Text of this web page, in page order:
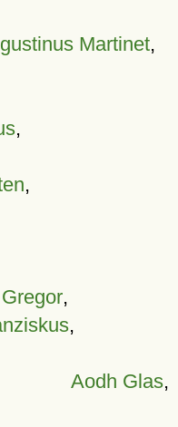
Martinet,
,
,
,
,
Aodh Glas,